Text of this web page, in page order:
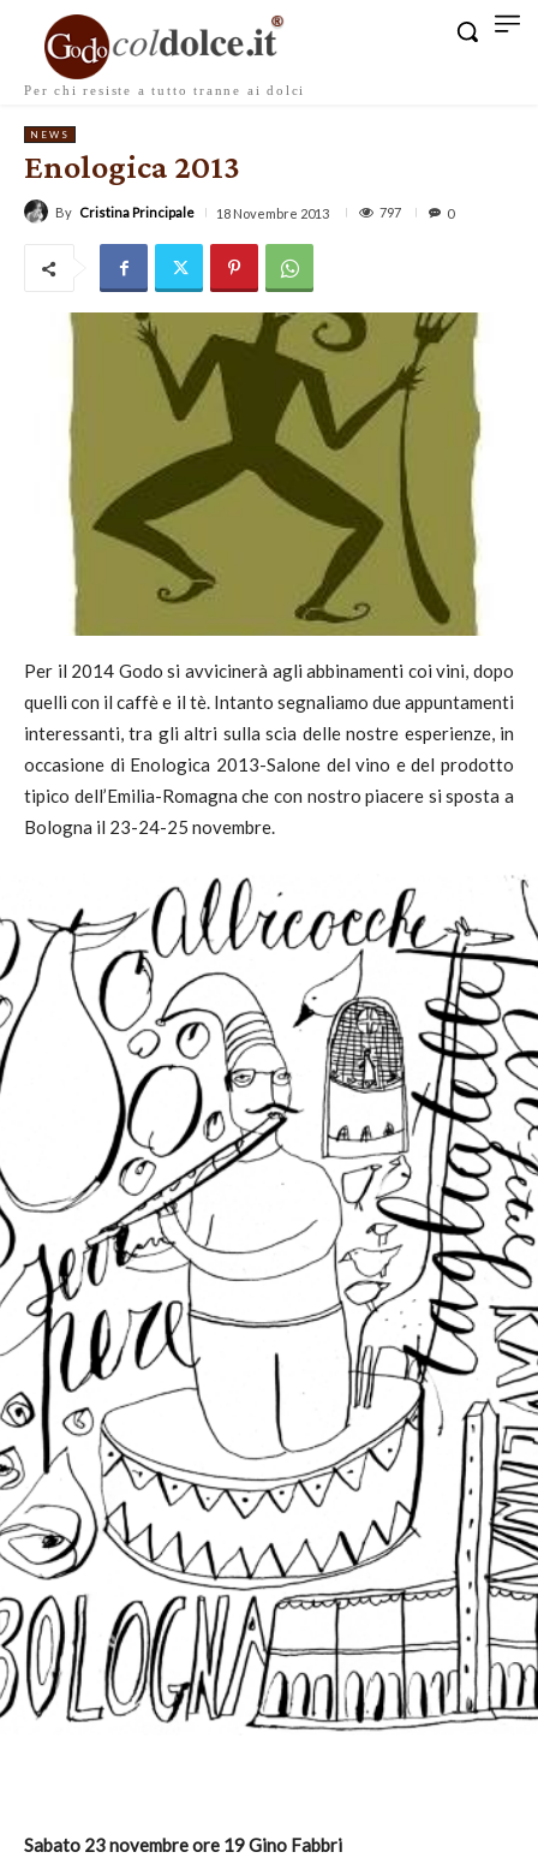
Per chi resiste a tutto tranne ai dolci
NEWS
Enologica 2013
By Cristina Principale 18 Novembre 2013 797 0
Per il 2014 Godo si avvicinerà agli abbinamenti coi vini, dopo
quelli con il caffè e il tè. Intanto segnaliamo due appuntamenti
interessanti, tra gli altri sulla scia delle nostre esperienze, in
occasione di Enologica 2013-Salone del vino e del prodotto
tipico dell’Emilia-Romagna che con nostro piacere si sposta a
Bologna il 23-24-25 novembre.
Sabato 23 novembre ore 19 Gino Fabbri